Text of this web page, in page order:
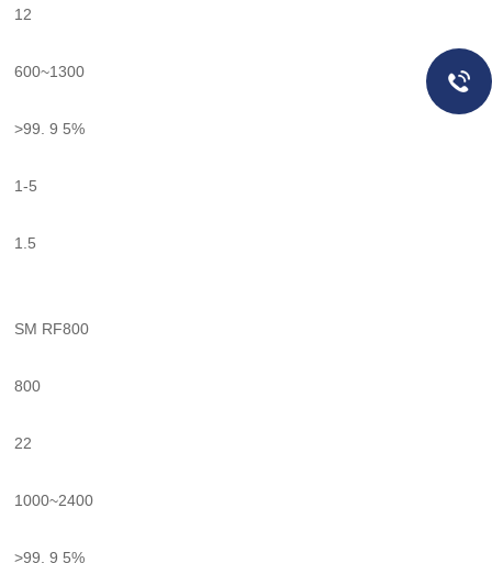
12
600~1300
>99. 9 5%
1-5
1.5
SM RF800
800
22
1000~2400
>99. 9 5%